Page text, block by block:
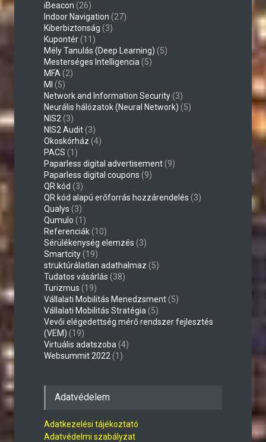
iBeacon (26)
Indoor Navigation (27)
Kiberbiztonság (3)
Kupontér(11)
Mély Tanulás (Deep Learning) (5)
Mesterséges Intelligencia (5)
MFA (2)
MI (5)
Network and Information Security(3)
Neurális hálózatok (Neural Network) (5)
NIS2 (3)
NIS2 Audit(3)
Okoskórház (4)
PACS (1)
Paparless digital advertisement(9)
Paparless digital coupons (9)
QR kód (3)
QR kód alapú erőforrás hozzárendelés (3)
Qualys (3)
Qumulo (1)
Referenciák(10)
Sérülékenység elemzés (3)
Smartcity(19)
struktúrálatlan adathalmaz (5)
Tudatos vásárlás (38)
Turizmus (19)
Vállalati Mobilitás Menedzsment(5)
Vállalati Mobilitás Stratégia (5)
Vevői elégedettség mérő rendszer fejlesztés
(VEM) (19)
Virtuális adatszoba (4)
Websummit 2022 (1)
Adatvédelem
Adatkezelési tájékoztató
Adatvédelmi szabályzat